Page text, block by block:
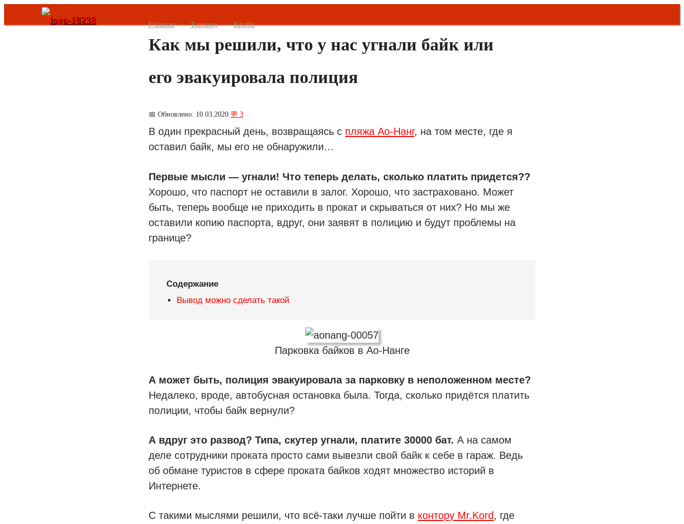
Главная Таиланд Краби
Как мы решили, что у нас угнали байк или
его эвакуировала полиция
📅 Обновлено: 10.03.2020 💬 3
В один прекрасный день, возвращаясь с пляжа Ао-Нанг, на том месте, где я
оставил байк, мы его не обнаружили…
Первые мысли — угнали! Что теперь делать, сколько платить придется??
Хорошо, что паспорт не оставили в залог. Хорошо, что застраховано. Может
быть, теперь вообще не приходить в прокат и скрываться от них? Но мы же
оставили копию паспорта, вдруг, они заявят в полицию и будут проблемы на
границе?
Содержание
Вывод можно сделать такой
Парковка байков в Ао-Нанге
А может быть, полиция эвакуировала за парковку в неположенном месте?
Недалеко, вроде, автобусная остановка была. Тогда, сколько придётся платить
полиции, чтобы байк вернули?
А вдруг это развод? Типа, скутер угнали, платите 30000 бат. А на самом
деле сотрудники проката просто сами вывезли свой байк к себе в гараж. Ведь
об обмане туристов в сфере проката байков ходят множество историй в
Интернете.
С такими мыслями решили, что всё-таки лучше пойти в контору Mr.Kord, где